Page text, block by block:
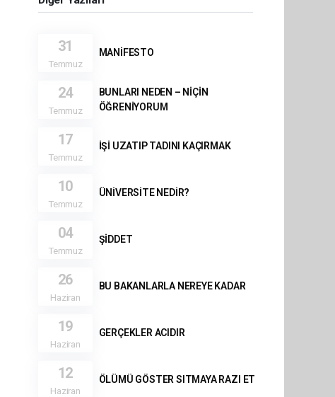
31
Temmuz
MANİFESTO
24
Temmuz
BUNLARI NEDEN – NİÇİN
ÖĞRENİYORUM
17
Temmuz
İŞİ UZATIP TADINI KAÇIRMAK
10
Temmuz
ÜNİVERSİTE NEDİR?
04
Temmuz
ŞİDDET
26
Haziran
BU BAKANLARLA NEREYE KADAR
19
Haziran
GERÇEKLER ACIDIR
12
Haziran
ÖLÜMÜ GÖSTER SITMAYA RAZI ET